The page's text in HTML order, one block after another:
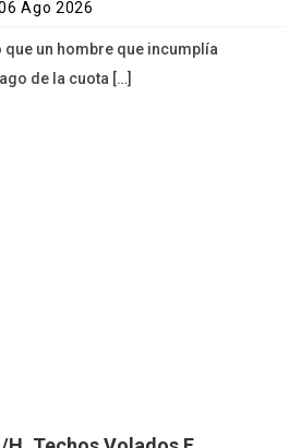
Ago 2026
un hombre que incumplía
de la cuota […]